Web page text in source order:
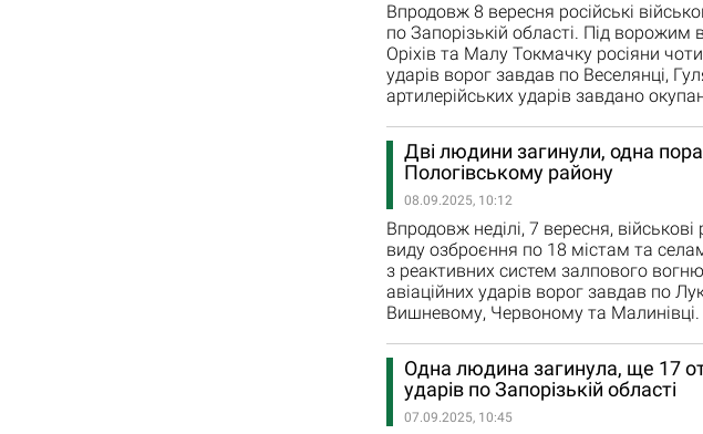
Впродовж 8 вересня російські
по Запорізькій області. Під ворожим
Оріхів та Малу Токмачку росіяни
ударів ворог завдав по Веселянці,
артилерійських ударів завдано
Дві людини загинули, одна
Пологівському району
08.09.2025, 10:12
Впродовж неділі, 7 вересня,
виду озброєння по 18 містам та
з реактивних систем залпового
авіаційних ударів ворог завдав по
Вишневому, Червоному та Малинівці.
Одна людина загинула, ще 17
ударів по Запорізькій області
07.09.2025, 10:45